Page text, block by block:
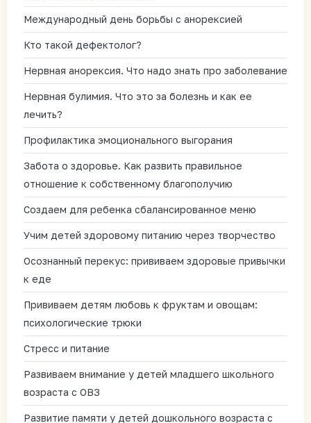
Международный день борьбы с анорексией
Кто такой дефектолог?
Нервная анорексия. Что надо знать про заболевание
Нервная булимия. Что это за болезнь и как ее
лечить?
Профилактика эмоционального выгорания
Забота о здоровье. Как развить правильное
отношение к собственному благополучию
Создаем для ребенка сбалансированное меню
Учим детей здоровому питанию через творчество
Осознанный перекус: прививаем здоровые привычки
к еде
Прививаем детям любовь к фруктам и овощам:
психологические трюки
Стресс и питание
Развиваем внимание у детей младшего школьного
возраста с ОВЗ
Развитие памяти у детей дошкольного возраста с